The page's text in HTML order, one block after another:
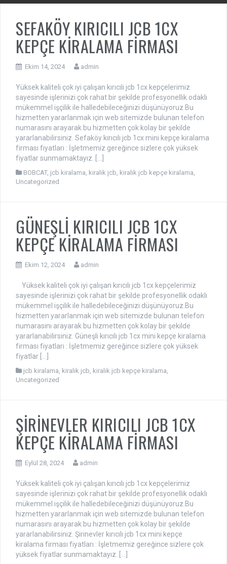
SEFAKÖY KIRICILI JCB 1CX
KEPÇE KİRALAMA FİRMASI
Ekim 14, 2024 admin
Yüksek kaliteli çok iyi çalışan kırıcılı jcb 1cx kepçelerimiz
sayesinde işlerinizi çok rahat bir şekilde profesyonellik odaklı
mükemmel işçilik ile halledebileceğinizi düşünüyoruz.Bu
hizmetten yararlanmak için web sitemizde bulunan telefon
numarasını arayarak bu hizmetten çok kolay bir şekilde
yararlanabilirsiniz. Sefaköy kırıcılı jcb 1cx mini kepçe kiralama
firması fiyatları : İşletmemiz gereğince sizlere çok yüksek
fiyatlar sunmamaktayız. […]
BOBCAT, jcb kiralama kiralık jcb kiralık jcb kepçe kiralama
Uncategorized
GÜNEŞLİ KIRICILI JCB 1CX
KEPÇE KİRALAMA FİRMASI
Ekim 12, 2024 admin
Yüksek kaliteli çok iyi çalışan kırıcılı jcb 1cx kepçelerimiz
sayesinde işlerinizi çok rahat bir şekilde profesyonellik odaklı
mükemmel işçilik ile halledebileceğinizi düşünüyoruz.Bu
hizmetten yararlanmak için web sitemizde bulunan telefon
numarasını arayarak bu hizmetten çok kolay bir şekilde
yararlanabilirsiniz. Güneşli kırıcılı jcb 1cx mini kepçe kiralama
firması fiyatları : İşletmemiz gereğince sizlere çok yüksek
fiyatlar […]
jcb kiralama kiralık jcb kiralık jcb kepçe kiralama
Uncategorized
ŞİRİNEVLER KIRICILI JCB 1CX
KEPÇE KİRALAMA FİRMASI
Eylül 28, 2024 admin
Yüksek kaliteli çok iyi çalışan kırıcılı jcb 1cx kepçelerimiz
sayesinde işlerinizi çok rahat bir şekilde profesyonellik odaklı
mükemmel işçilik ile halledebileceğinizi düşünüyoruz.Bu
hizmetten yararlanmak için web sitemizde bulunan telefon
numarasını arayarak bu hizmetten çok kolay bir şekilde
yararlanabilirsiniz. Şirinevler kırıcılı jcb 1cx mini kepçe
kiralama firması fiyatları : İşletmemiz gereğince sizlere çok
yüksek fiyatlar sunmamaktayız. […]